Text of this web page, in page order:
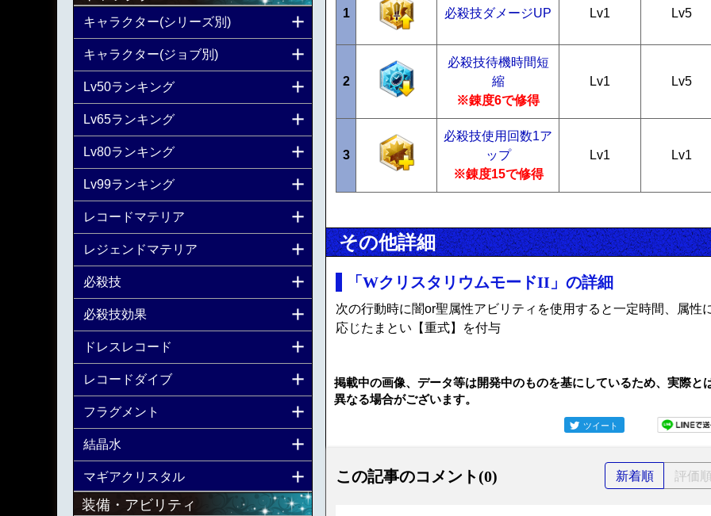
1 必殺技ダメージUP Lv1 Lv5
2
必殺技待機時間短
縮
※錬度6で修得
Lv1 Lv5
3
必殺技使用回数1ア
ップ
※錬度15で修得
Lv1 Lv1
その他詳細
「WクリスタリウムモードII」の詳細
次の行動時に闇or聖属性アビリティを使用すると一定時間、属性
応じたまとい【重式】を付与
掲載中の画像、データ等は開発中のものを基にしているため、実際と
異なる場合がございます。
ツイート
この記事のコメント(0) 新着順 評価
キャラクター(シリーズ別)
キャラクター(ジョブ別)
Lv50ランキング
Lv65ランキング
Lv80ランキング
Lv99ランキング
レコードマテリア
レジェンドマテリア
必殺技
必殺技効果
ドレスレコード
レコードダイブ
フラグメント
結晶水
マギアクリスタル
装備・アビリティ